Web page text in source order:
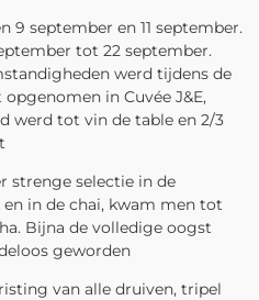
9 september en 11 september.
tot 22 september.
werd tijdens de
in Cuvée J&E,
werd tot vin de table en 2/3
strenge selectie in de
in de chai, kwam men tot
Bijna de volledige oogst
geworden
van alle druiven, tripel